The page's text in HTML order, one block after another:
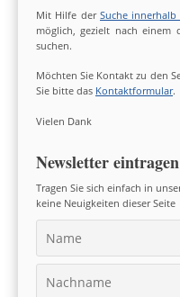
Mit Hilfe der Suche
möglich, gezielt nach einem
suchen.
Möchten Sie Kontakt zu den
Sie bitte das Kontaktformular.
Vielen Dank
Newsletter eintragen
Tragen Sie sich einfach in
keine Neuigkeiten dieser Seite